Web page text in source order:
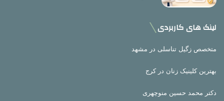
لینک های کاربردی
متخصص زگیل تناسلی در مشهد
بهترین کلینیک زنان در کرج
دکتر محمد حسین منوچهری